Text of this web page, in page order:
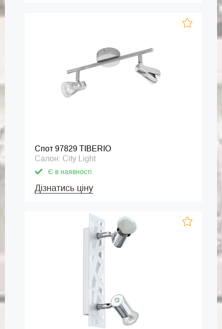
Спот 97829 TIBERIO
Салон: City Light
Є в наявності
Дізнатись ціну